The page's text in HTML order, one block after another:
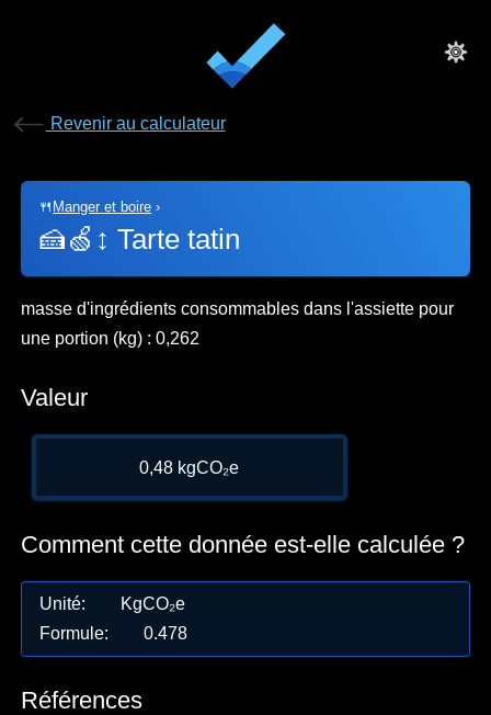
Revenir au calculateur
🍴 Manger et boire ›
🍰🍏↕️ Tarte tatin
masse d'ingrédients consommables dans l'assiette pour
une portion (kg) : 0,262
Valeur
0,48 kgCO₂e
Comment cette donnée est-elle calculée ?
Unité:
KgCO₂e
Formule: 0.478
Références